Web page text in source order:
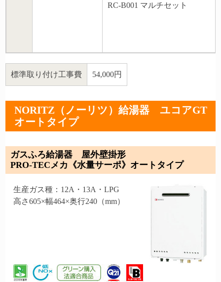
RC-B001 マルチセット
標準取り付け工事費 54,000円
NORITZ（ノーリツ）給湯器 ユコアGT
オートタイプ
ガスふろ給湯器 屋外壁掛形
PRO-TECメカ《水量サーポ》オートタイプ
生産ガス種：12A・13A・LPG
高さ605×幅464×奥行240（mm）